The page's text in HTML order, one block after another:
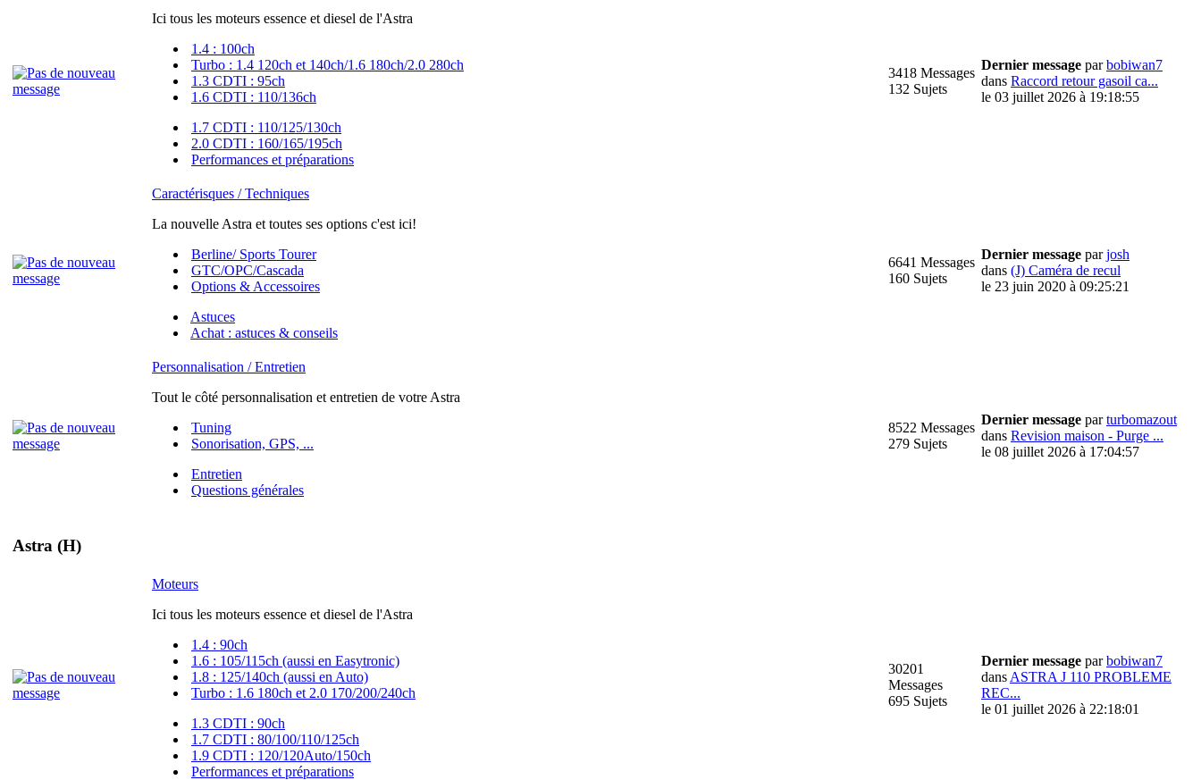
Ici tous les moteurs essence et diesel de l'Astra
1.4 : 100ch
Turbo : 1.4 120ch et 140ch/1.6 180ch/2.0 280ch
1.3 CDTI : 95ch
1.6 CDTI : 110/136ch
1.7 CDTI : 110/125/130ch
2.0 CDTI : 160/165/195ch
Performances et préparations
3418 Messages
132 Sujets
Dernier message parbobiwan7
dans Raccord retour gasoil ca...
le 03 juillet 2026 à 19:18:55
Caractérisques / Techniques
La nouvelle Astra et toutes ses options c'est ici!
Berline/ Sports Tourer
GTC/OPC/Cascada
Options & Accessoires
Astuces
Achat : astuces & conseils
6641 Messages
160 Sujets
Dernier message parjosh
dans (J) Caméra de recul
le 23 juin 2020 à 09:25:21
Personnalisation / Entretien
Tout le côté personnalisation et entretien de votre Astra
Tuning
Sonorisation, GPS, ...
Entretien
Questions générales
8522 Messages
279 Sujets
Dernier message parturbomazout
dans Revision maison - Purge ...
le 08 juillet 2026 à 17:04:57
Astra (H)
Moteurs
Ici tous les moteurs essence et diesel de l'Astra
1.4 : 90ch
1.6 : 105/115ch (aussi en Easytronic)
1.8 : 125/140ch (aussi en Auto)
Turbo : 1.6 180ch et 2.0 170/200/240ch
1.3 CDTI : 90ch
1.7 CDTI : 80/100/110/125ch
1.9 CDTI : 120/120Auto/150ch
Performances et préparations
30201
Messages
695 Sujets
Dernier message parbobiwan7
dans ASTRA J 110 PROBLEME
REC...
le 01 juillet 2026 à 22:18:01